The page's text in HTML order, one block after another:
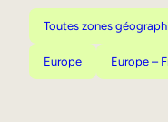
Toutes zones
Europe Europe –